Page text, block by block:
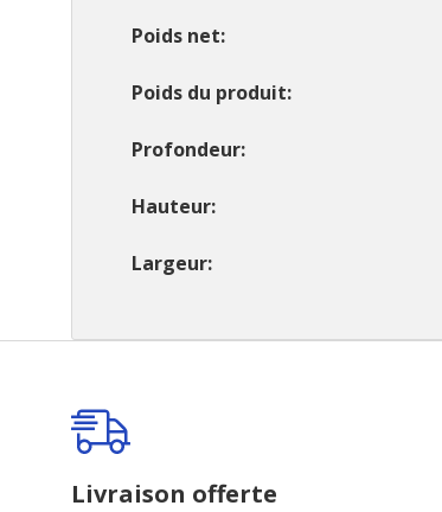
Poids net
Poids du produit
Profondeur
Hauteur
Largeur
personnalisé
Livraison offerte